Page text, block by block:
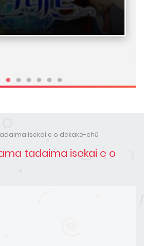
isekai e o dekake-chū
tadaima isekai e o